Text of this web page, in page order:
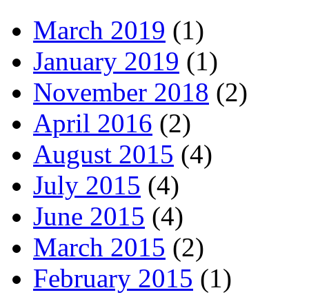
March 2019 (1)
January 2019 (1)
November 2018 (2)
April 2016 (2)
August 2015 (4)
July 2015 (4)
June 2015 (4)
March 2015 (2)
February 2015 (1)